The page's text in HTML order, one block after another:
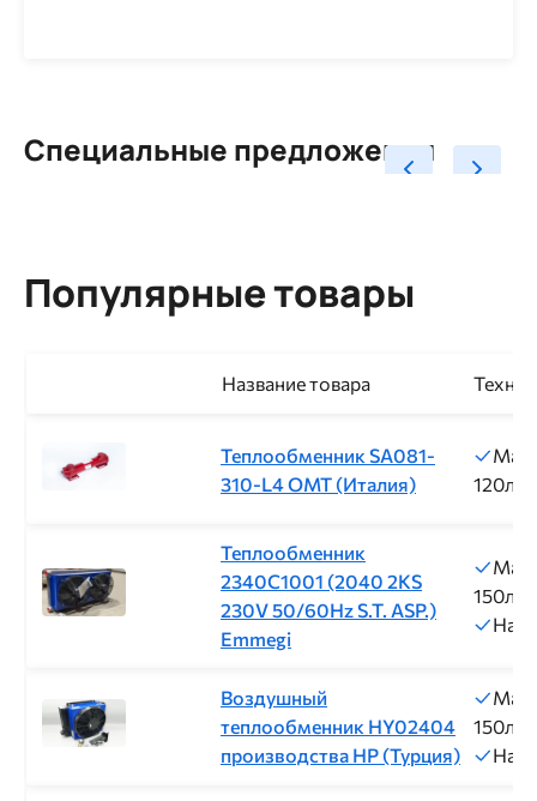
Специальные предложения
Популярные товары
Название товара
Теплообменник SA081-
310-L4 ОМТ (Италия)
120л/
Теплообменник
2340C1001 (2040 2KS
230V 50/60Hz S.T. ASP.)
Emmegi
150л/
Воздушный
теплообменник HY02404
производства HP (Турция)
150л/